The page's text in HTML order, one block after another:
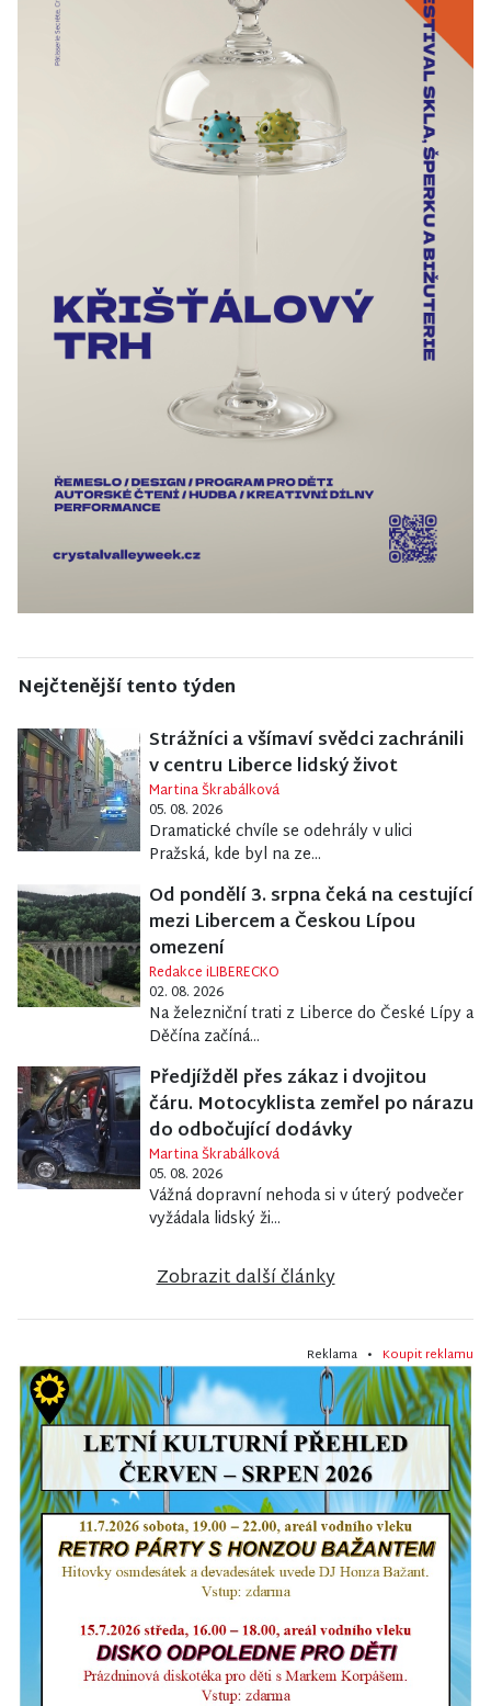
Nejčtenější tento týden
Strážníci a všímaví svědci zachránili
v centru Liberce lidský život
Martina Škrabálková
05. 08. 2026
Dramatické chvíle se odehrály v ulici
Pražská, kde byl na ze...
Od pondělí 3. srpna čeká na cestující
mezi Libercem a Českou Lípou
omezení
Redakce iLIBERECKO
02. 08. 2026
Na železniční trati z Liberce do České Lípy a
Děčína začíná...
Předjížděl přes zákaz i dvojitou
čáru. Motocyklista zemřel po nárazu
do odbočující dodávky
Martina Škrabálková
05. 08. 2026
Vážná dopravní nehoda si v úterý podvečer
vyžádala lidský ži...
Zobrazit další články
Reklama • Koupit reklamu